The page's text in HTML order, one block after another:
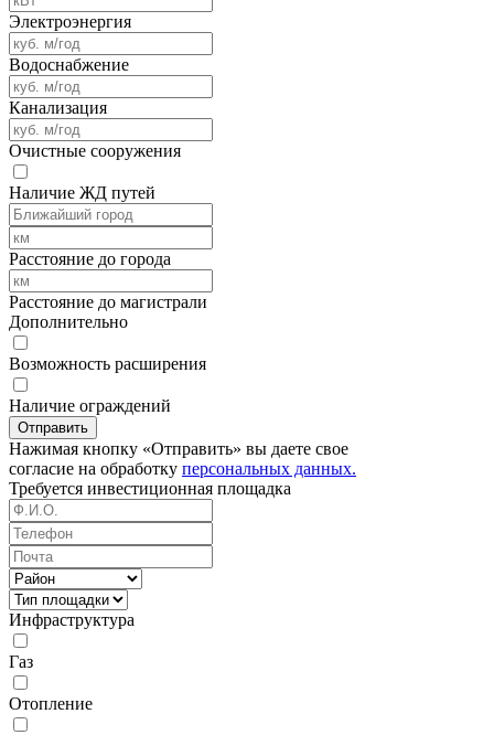
Электроэнергия
Водоснабжение
Канализация
Очистные сооружения
Наличие ЖД путей
Расстояние до города
Расстояние до магистрали
Дополнительно
Возможность расширения
Наличие ограждений
Отправить
Нажимая кнопку «Отправить» вы даете свое
согласие на обработку персональных данных.
Требуется инвестиционная площадка
Инфраструктура
Газ
Отопление